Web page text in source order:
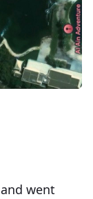
went